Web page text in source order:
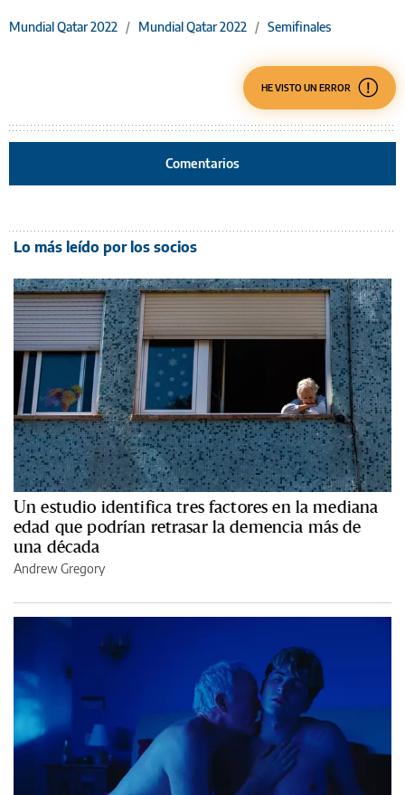
Mundial Qatar 2022 / Mundial Qatar 2022 / Semifinales
HE VISTO UN ERROR
Comentarios
Lo más leído por los socios
Un estudio identifica tres factores en la mediana
edad que podrían retrasar la demencia más de
una década
Andrew Gregory